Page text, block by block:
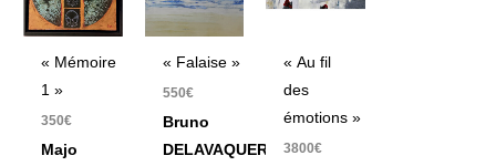
« Mémoire
1 »
350€
Majo
« Falaise »
550€
Bruno
DELAVAQUERIE
« Au fil
des
émotions »
3800€